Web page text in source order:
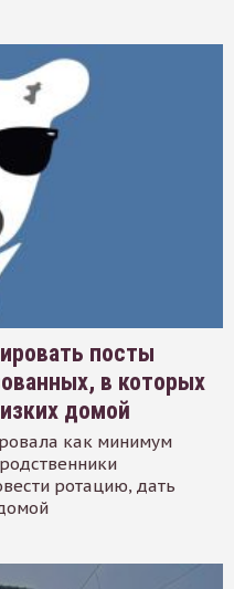
посты
в которых
домой
как минимум
ротацию, дать